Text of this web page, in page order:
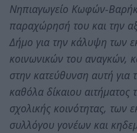
Νηπιαγωγείο Κωφών-
παραχώρησή του και την
Δήμο για την κάλυψη των
κοινωνικών του αναγκών,
στην κατεύθυνση αυτή για
καθόλα δίκαιου
σχολικής κοινότητας, των
συλλόγου γονέων και